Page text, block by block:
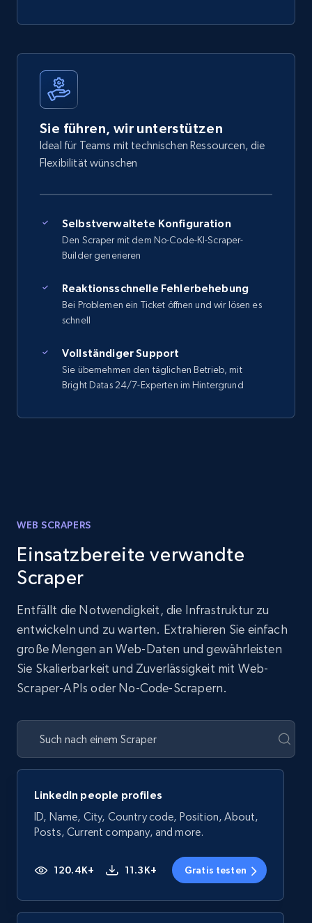
Sie führen, wir unterstützen
Ideal für Teams mit technischen Ressourcen, die
Flexibilität wünschen
Selbstverwaltete Konfiguration
Den Scraper mit dem No-Code-KI-Scraper-
Builder generieren
Reaktionsschnelle Fehlerbehebung
Bei Problemen ein Ticket öffnen und wir lösen es
schnell
Vollständiger Support
Sie übernehmen den täglichen Betrieb, mit
Bright Datas 24/7-Experten im Hintergrund
WEB SCRAPERS
Einsatzbereite verwandte
Scraper
Entfällt die Notwendigkeit, die Infrastruktur zu
entwickeln und zu warten. Extrahieren Sie einfach
große Mengen an Web-Daten und gewährleisten
Sie Skalierbarkeit und Zuverlässigkeit mit Web-
Scraper-APIs oder No-Code-Scrapern.
LinkedIn people profiles
ID, Name, City, Country code, Position, About,
Posts, Current company, and more.
120.4K+ 11.3K+ Gratis testen